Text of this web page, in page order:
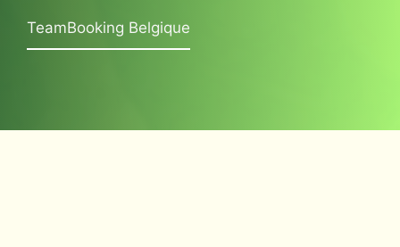
TeamBooking Belgique